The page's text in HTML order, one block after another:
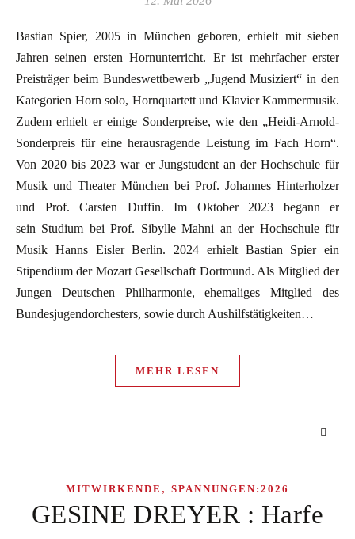
Bastian Spier, 2005 in München geboren, erhielt mit sieben
Jahren seinen ersten Hornunterricht. Er ist mehrfacher erster
Preisträger beim Bundeswettbewerb „Jugend Musiziert“ in den
Kategorien Horn solo, Hornquartett und Klavier Kammermusik.
Zudem erhielt er einige Sonderpreise, wie den „Heidi-Arnold-
Sonderpreis für eine herausragende Leistung im Fach Horn“.
Von 2020 bis 2023 war er Jungstudent an der Hochschule für
Musik und Theater München bei Prof. Johannes Hinterholzer
und Prof. Carsten Duffin. Im Oktober 2023 begann er
sein Studium bei Prof. Sibylle Mahni an der Hochschule für
Musik Hanns Eisler Berlin. 2024 erhielt Bastian Spier ein
Stipendium der Mozart Gesellschaft Dortmund. Als Mitglied der
Jungen Deutschen Philharmonie, ehemaliges Mitglied des
Bundesjugendorchesters, sowie durch Aushilfstätigkeiten…
MEHR LESEN
MITWIRKENDE , SPANNUNGEN:2026
GESINE DREYER : Harfe